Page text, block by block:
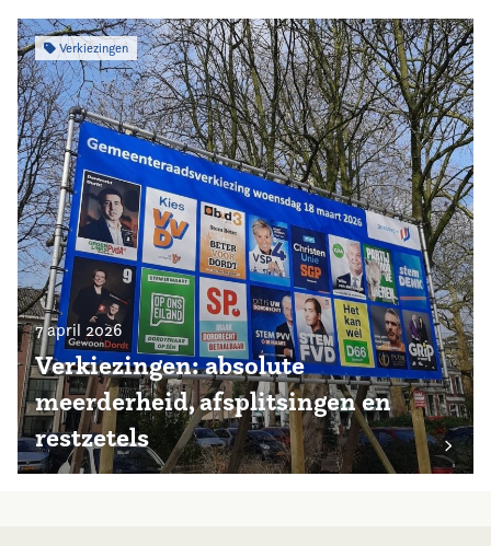
Verkiezingen
7 april 2026
Verkiezingen: absolute
meerderheid, afsplitsingen en
restzetels